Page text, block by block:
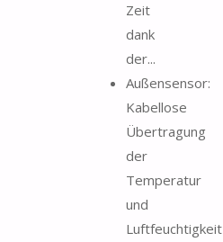
Zeit
dank
der...
Außensensor:
Kabellose
Übertragung
der
Temperatur
und
Luftfeuchtigkeit